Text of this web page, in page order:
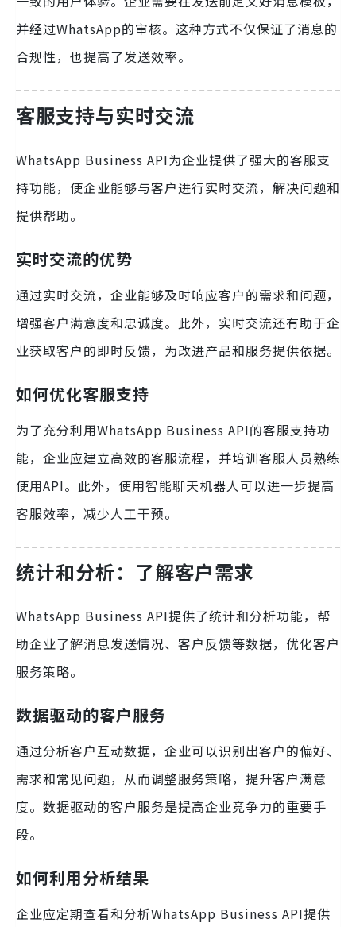
并经过WhatsApp的审核。这种方式不仅保证了消息的
合规性，也提高了发送效率。
客服支持与实时交流
WhatsApp Business API为企业提供了强大的客服支
持功能，使企业能够与客户进行实时交流，解决问题和
提供帮助。
实时交流的优势
通过实时交流，企业能够及时响应客户的需求和问题，
增强客户满意度和忠诚度。此外，实时交流还有助于企
业获取客户的即时反馈，为改进产品和服务提供依据。
如何优化客服支持
为了充分利用WhatsApp Business API的客服支持功
能，企业应建立高效的客服流程，并培训客服人员熟练
使用API。此外，使用智能聊天机器人可以进一步提高
客服效率，减少人工干预。
统计和分析：了解客户需求
WhatsApp Business API提供了统计和分析功能，帮
助企业了解消息发送情况、客户反馈等数据，优化客户
服务策略。
数据驱动的客户服务
通过分析客户互动数据，企业可以识别出客户的偏好、
需求和常见问题，从而调整服务策略，提升客户满意
度。数据驱动的客户服务是提高企业竞争力的重要手
段。
如何利用分析结果
企业应定期查看和分析WhatsApp Business API提供